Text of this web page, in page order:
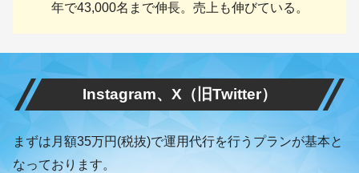
年で43,000名 まで伸長。 売上も伸びている。
Instagram、X（旧Twitter）
まずは月額35万円(税抜)で運用代行を行うプランが基本と
なっております。